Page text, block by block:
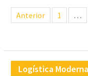
Navegação
deAnterior 1 …
Logística